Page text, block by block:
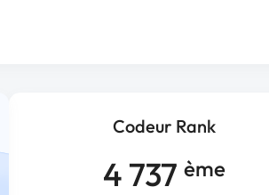
Codeur Rank
4 737 ème